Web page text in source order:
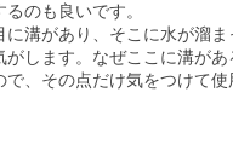
のも良いです。
溝があり、そこに水が溜
します。なぜここに溝があ
、その点だけ気をつけて